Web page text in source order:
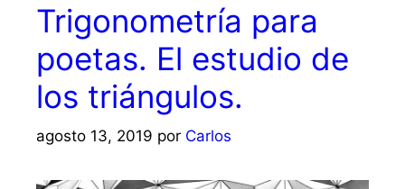
Trigonometría para
poetas. El estudio de
los triángulos.
agosto 13, 2019 por Carlos